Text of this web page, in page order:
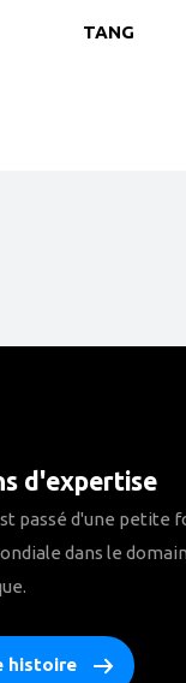
TANG
d'expertise
passé d'une petite
dans le
histoire